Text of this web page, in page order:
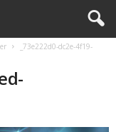
_73e222d0-dc2e-4f19-